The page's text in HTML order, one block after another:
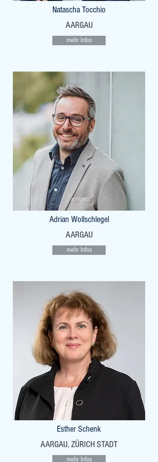
Natascha Tocchio
AARGAU
mehr Infos
Adrian Wollschlegel
AARGAU
mehr Infos
Esther Schenk
AARGAU, ZÜRICH STADT
mehr Infos